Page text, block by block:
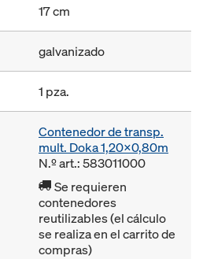
17 cm
galvanizado
1 pza.
Contenedor de transp.
mult. Doka 1,20x0,80m
N.º art.: 583011000
Se requieren
contenedores
reutilizables (el cálculo
se realiza en el carrito de
compras)